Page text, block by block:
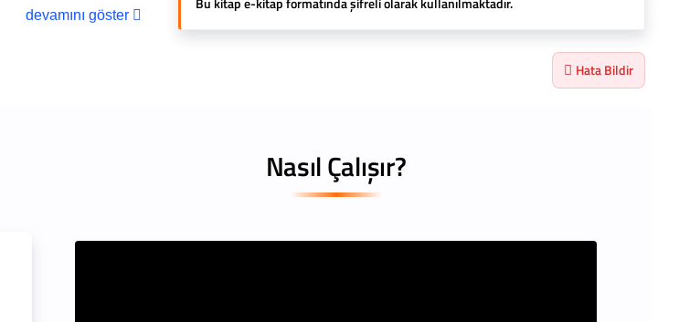
devamını göster
Hata Bildir
Nasıl Çalışır?